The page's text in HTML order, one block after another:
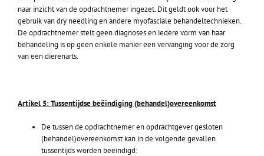
naar inzicht van de opdrachtnemer ingezet. Dit geldt ook voor het
gebruik van dry needling en andere myofasciale behandeltechnieken.
De opdrachtnemer stelt geen diagnoses en iedere vorm van haar
behandeling is op geen enkele manier een vervanging voor de zorg
van een dierenarts.
Artikel 5: Tussentijdse beëindiging (behandel)overeenkomst
De tussen de opdrachtnemer en opdrachtgever gesloten
(behandel)overeenkomst kan in de volgende gevallen
tussentijds worden beëindigd: